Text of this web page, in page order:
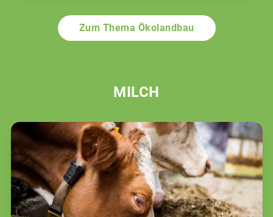
Zum Thema Ökolandbau
MILCH